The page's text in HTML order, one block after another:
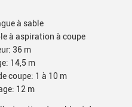
à sable
à aspiration à coupe
36 m
14,5 m
coupe: 1 à 10 m
12 m